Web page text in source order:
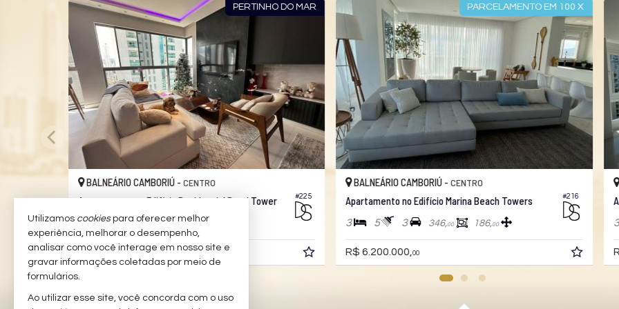
PARCELADO EM ATÉ 100X
#054
BALNEÁRIO CAMBORIÚ -CENTRO
Apartamento Garden no Edifício Grand Place Tower
5 7 4 552,
Consulte-nos
FRENTE MAR INCRÍVEL!
#411
BALNEÁRIO CAMBORIÚ -CENTRO
Apartamento no Edifício One Tower
4 4 3 214, 00 194,00
R$ 15.000.000,
Utilizamos cookiespara oferecer melhor
experiência, melhorar o desempenho,
analisar como você interage em nosso site e
gravar informações coletadas por meio de
formulários.
Ao utilizar esse site, você concorda com o uso